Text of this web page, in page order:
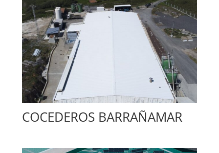
COCEDEROS BARRAÑAMAR